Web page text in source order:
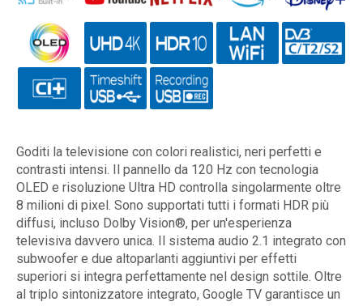
Goditi la televisione con colori realistici, neri perfetti e
contrasti intensi. Il pannello da 120 Hz con tecnologia
OLED e risoluzione Ultra HD controlla singolarmente oltre
8 milioni di pixel. Sono supportati tutti i formati HDR più
diffusi, incluso Dolby Vision®, per un'esperienza
televisiva davvero unica. Il sistema audio 2.1 integrato con
subwoofer e due altoparlanti aggiuntivi per effetti
superiori si integra perfettamente nel design sottile. Oltre
al triplo sintonizzatore integrato, Google TV garantisce un